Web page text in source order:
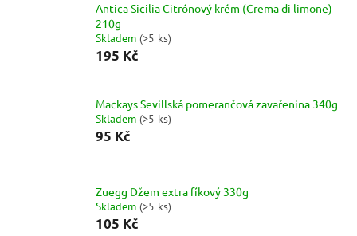
Antica Sicilia Citrónový krém (Crema di limone)
210g
Skladem (>5 ks)
195 Kč
Mackays Sevillská pomerančová zavařenina 340g
Skladem (>5 ks)
95 Kč
Zuegg Džem extra fíkový 330g
Skladem (>5 ks)
105 Kč